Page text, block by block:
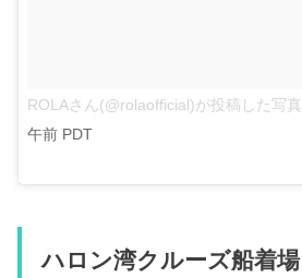
ROLAさん(@rolaofficial)が投稿した写真
午前 PDT
ハロン湾クルーズ船着場